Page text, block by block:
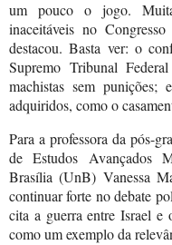
um pouco o jogo.
inaceitáveis no
destacou. Basta ver: o
Supremo Tribunal
machistas sem punições;
adquiridos, como o
Para a professora da pós-
de Estudos Avançados
Brasília (UnB) Vanessa
continuar forte no debate
cita a guerra entre Israel e
como um exemplo da